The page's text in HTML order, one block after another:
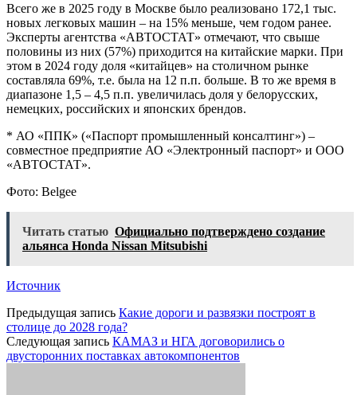
Всего же в 2025 году в Москве было реализовано 172,1 тыс.
новых легковых машин – на 15% меньше, чем годом ранее.
Эксперты агентства «АВТОСТАТ» отмечают, что свыше
половины из них (57%) приходится на китайские марки. При
этом в 2024 году доля «китайцев» на столичном рынке
составляла 69%, т.е. была на 12 п.п. больше. В то же время в
диапазоне 1,5 – 4,5 п.п. увеличилась доля у белорусских,
немецких, российских и японских брендов.
* АО «ППК» («Паспорт промышленный консалтинг») –
совместное предприятие АО «Электронный паспорт» и ООО
«АВТОСТАТ».
Фото: Belgee
Читать статью Официально подтверждено создание
альянса Honda Nissan Mitsubishi
Источник
Предыдущая запись Какие дороги и развязки построят в
столице до 2028 года?
Следующая запись КАМАЗ и НГА договорились о
двусторонних поставках автокомпонентов